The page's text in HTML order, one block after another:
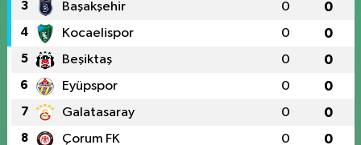
3 Başakşehir 0 0
4 Kocaelispor 0 0
5 Beşiktaş 0 0
6 Eyüpspor 0 0
7 Galatasaray 0 0
8 Çorum FK 0 0